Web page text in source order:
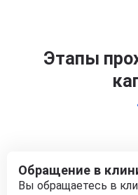
Этапы
Обращение в
Вы обращаетесь в